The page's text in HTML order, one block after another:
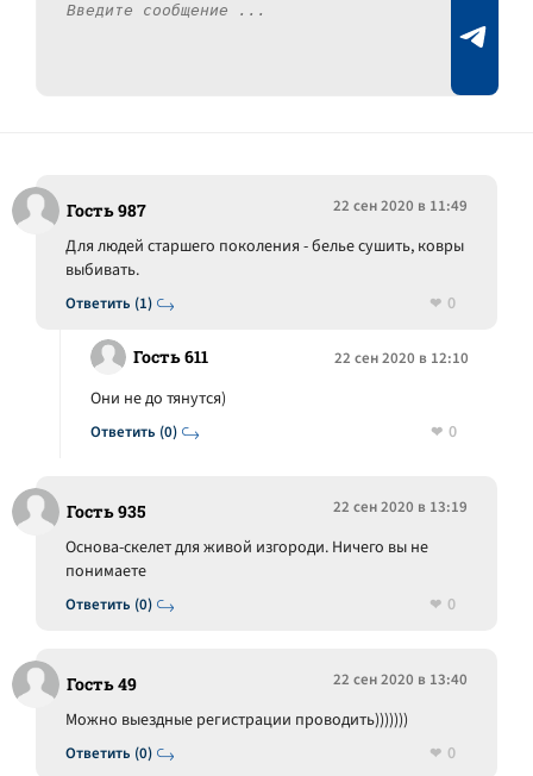
Гость 987 22 сен 2020 в 11:49
Ответить (1)
Для людей старшего поколения - белье сушить, ковры
выбивать.
0
Гость 611 22 сен 2020 в 12:10
Ответить (0)
Они не до тянутся)
0
Гость 935 22 сен 2020 в 13:19
Ответить (0)
Основа-скелет для живой изгороди. Ничего вы не
понимаете
0
Гость 49 22 сен 2020 в 13:40
Ответить (0)
Можно выездные регистрации проводить)))))))
0